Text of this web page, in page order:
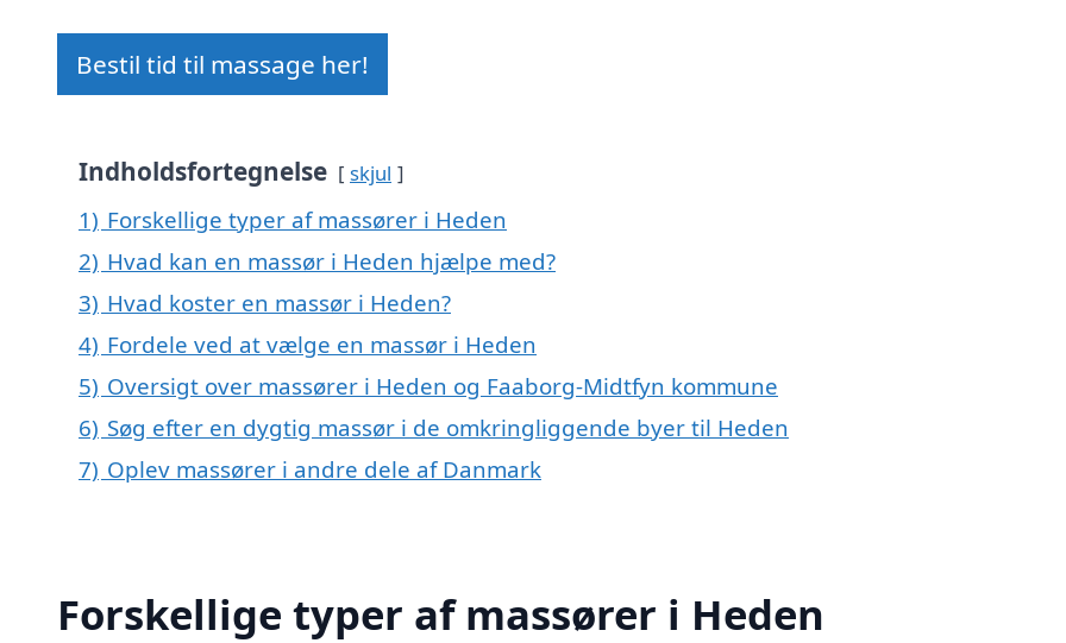
Bestil tid til massage her!
Indholdsfortegnelse skjul
1) Forskellige typer af massører i Heden
2) Hvad kan en massør i Heden hjælpe med?
3) Hvad koster en massør i Heden?
4) Fordele ved at vælge en massør i Heden
5) Oversigt over massører i Heden og Faaborg-Midtfyn kommune
6) Søg efter en dygtig massør i de omkringliggende byer til Heden
7) Oplev massører i andre dele af Danmark
Forskellige typer af massører i Heden